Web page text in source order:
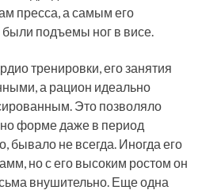
пресса, а самым его
подъемы ног в висе.
тренировки, его занятия
а рацион идеально
Это позволяло
форме даже в период
бывало не всегда. Иногда его
но с его высоким ростом он
внушительно. Еще одна